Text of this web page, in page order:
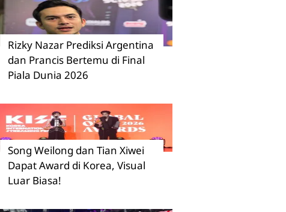
Rizky Nazar Prediksi Argentina
dan Prancis Bertemu di Final
Piala Dunia 2026
Song Weilong dan Tian Xiwei
Dapat Award di Korea, Visual
Luar Biasa!